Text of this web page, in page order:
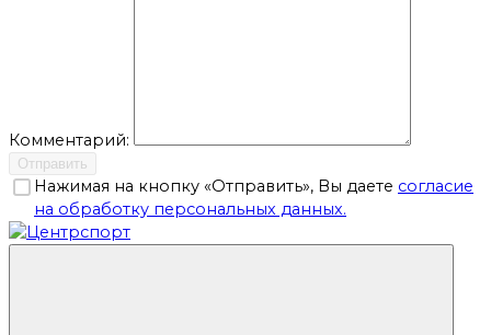
Комментарий:
Отправить
Нажимая на кнопку «Отправить», Вы даете согласие
на обработку персональных данных.